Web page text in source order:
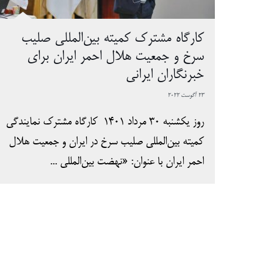
کارگاه مشترک کمیته بین‌المللی صلیب
سرخ و جمعیت هلال احمر ایران برای
خبرنگاران ایرانی
23 آگوست 2022
روز یکشنبه 30 مرداد 1401 کارگاه مشترک نمایندگی
کمیته بین‌المللی صلیب سرخ در ایران و جمعیت هلال
احمر ایران با عنوان: «نهضت بین‌المللی ...